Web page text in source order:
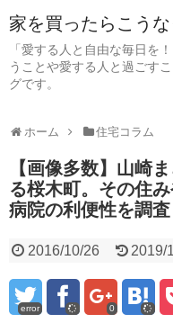
家を買ったらこうな
「愛する人と自由な毎日を
うことや愛する人と過ごす
グです。
ホーム 住宅コラム
【画像多数】山崎
る桜木町。その住
病院の利便性を調査
2016/10/26 2019/
error 0